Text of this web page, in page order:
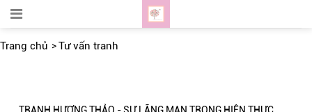
Trang chủ Tư vấn tranh
TRANH HƯƠNG THẢO - SỰ LÃNG MẠN TRONG HIỆN THỰC